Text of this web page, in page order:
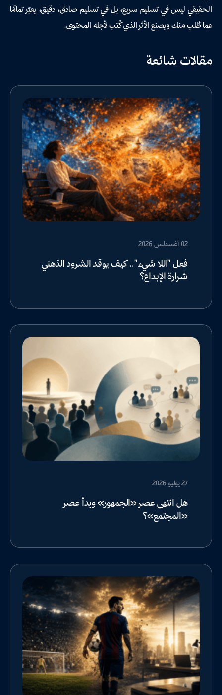
الحقيقي ليس في تسليم سريع، بل في تسليم صادق، دقيق، يعبّر تمامًا
عما طُلب منك ويصنع الأثر الذي كُتب لأجله المحتوى.
مقالات شائعة
02 أغسطس 2026
فعل "اللا شيء".. كيف يوقد الشرود الذهني
شرارة الإبداع؟
27 يوليو 2026
هل انتهى عصر «الجمهور» وبدأ عصر
«المجتمع»؟